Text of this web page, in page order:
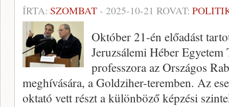
ÍRTA: SZOMBAT- 2025-10-21 ROVAT:
Október 21-én előadást
Jeruzsálemi Héber
professzora az Országos
meghívására, a Goldziher-teremben. Az
oktató vett részt a különböző képzési